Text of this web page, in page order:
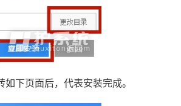
下页面后，代表安装完成。